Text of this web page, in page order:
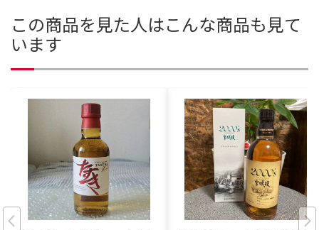
この商品を見た人はこんな商品も見て
います